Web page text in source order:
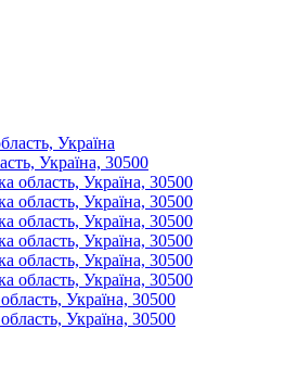
Україна
Україна, 30500
область, Україна, 30500
область, Україна, 30500
область, Україна, 30500
область, Україна, 30500
область, Україна, 30500
область, Україна, 30500
Україна, 30500
Україна, 30500